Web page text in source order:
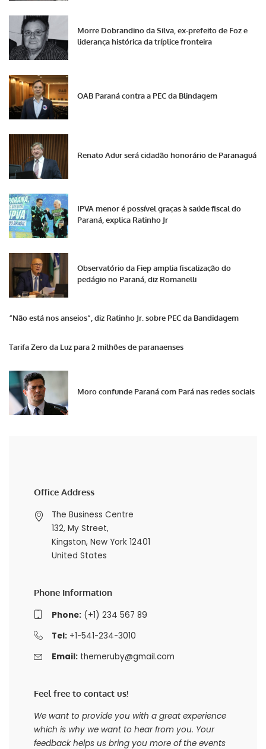
Morre Dobrandino da Silva, ex-prefeito de Foz e
liderança histórica da tríplice fronteira
OAB Paraná contra a PEC da Blindagem
Renato Adur será cidadão honorário de Paranaguá
IPVA menor é possível graças à saúde fiscal do
Paraná, explica Ratinho Jr
Observatório da Fiep amplia fiscalização do
pedágio no Paraná, diz Romanelli
“Não está nos anseios”, diz Ratinho Jr. sobre PEC da Bandidagem
Tarifa Zero da Luz para 2 milhões de paranaenses
Moro confunde Paraná com Pará nas redes sociais
Office Address
The Business Centre
132, My Street,
Kingston, New York 12401
United States
Phone Information
Phone:(+1) 234 567 89
Tel:+1-541-234-3010
Email: themeruby@gmail.com
Feel free to contact us!
We want to provide you with a great experience
which is why we want to hear from you. Your
feedback helps us bring you more of the events